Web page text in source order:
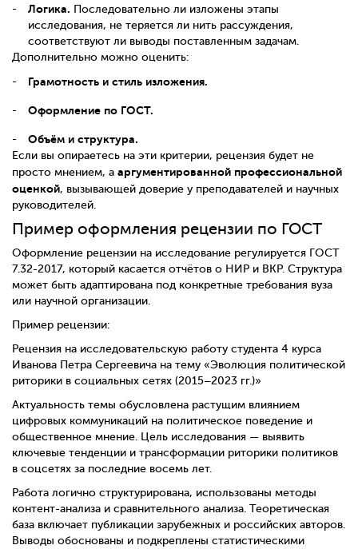
Логика. Последовательно ли изложены этапы
исследования, не теряется ли нить рассуждения,
соответствуют ли выводы поставленным задачам.
Дополнительно можно оценить:
Грамотность и стиль изложения.
Оформление по ГОСТ.
Объём и структура.
Если вы опираетесь на эти критерии, рецензия будет не
просто мнением, а аргументированной профессиональной
оценкой, вызывающей доверие у преподавателей и научных
руководителей.
Пример оформления рецензии по ГОСТ
Оформление рецензии на исследование регулируется ГОСТ
7.32-2017, который касается отчётов о НИР и ВКР. Структура
может быть адаптирована под конкретные требования вуза
или научной организации.
Пример рецензии:
Рецензия на исследовательскую работу студента 4 курса
Иванова Петра Сергеевича на тему «Эволюция политической
риторики в социальных сетях (2015–2023 гг.)»
Актуальность темы обусловлена растущим влиянием
цифровых коммуникаций на политическое поведение и
общественное мнение. Цель исследования — выявить
ключевые тенденции и трансформации риторики политиков
в соцсетях за последние восемь лет.
Работа логично структурирована, использованы методы
контент-анализа и сравнительного анализа. Теоретическая
база включает публикации зарубежных и российских авторов.
Выводы обоснованы и подкреплены статистическими